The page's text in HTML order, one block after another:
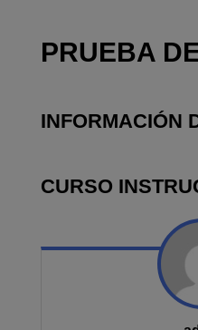
PRUEBA
INFORMACIÓN
CURSO